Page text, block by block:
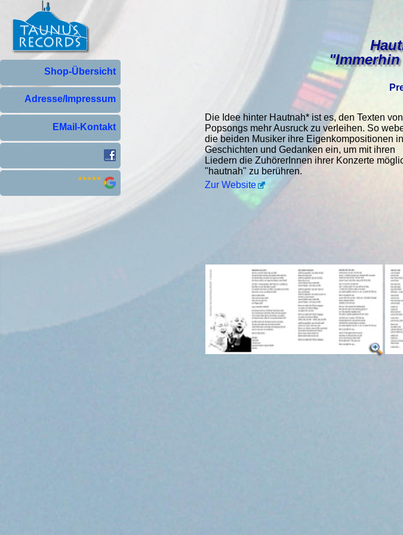
Shop-Übersicht
Adresse/Impressum
EMail-Kontakt
Die Idee hinter Hautnah* ist es, den Texten von
Popsongs mehr Ausruck zu verleihen. So
die beiden Musiker ihre Eigenkompositionen in
Geschichten und Gedanken ein, um mit ihren
Liedern die ZuhörerInnen ihrer Konzerte
"hautnah" zu berühren.
Zur Website